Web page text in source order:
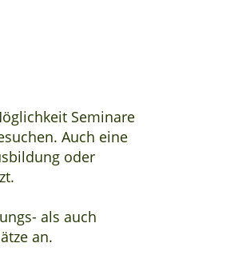
Seminare
Auch eine
oder
als auch
an.